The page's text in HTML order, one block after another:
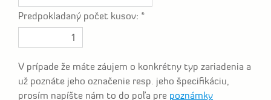
Predpokladaný počet kusov: *
V prípade že máte záujem o konkrétny typ zariadenia a
už poznáte jeho označenie resp. jeho špecifikáciu,
prosím napíšte nám to do poľa pre poznámky